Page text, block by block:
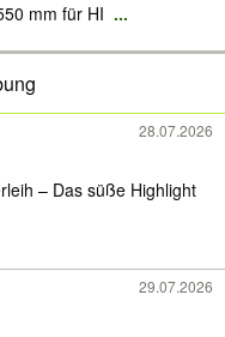
mm für HI ...
28.07.2026
– Das süße Highlight
29.07.2026